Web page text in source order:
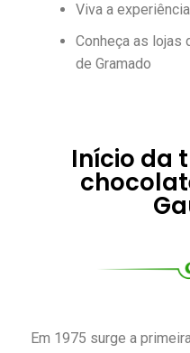
Viva a
Conheça as lojas
de Gramado
Início da
Em 1975 surge a